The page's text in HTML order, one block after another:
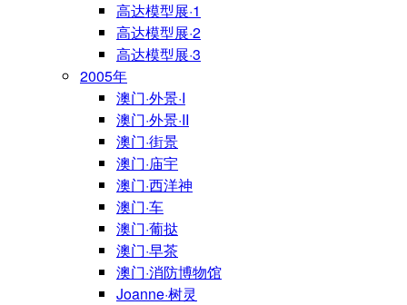
高达模型展·1
高达模型展·2
高达模型展·3
2005年
澳门·外景·I
澳门·外景·II
澳门·街景
澳门·庙宇
澳门·西洋神
澳门·车
澳门·葡挞
澳门·早茶
澳门·消防博物馆
Joanne·树灵